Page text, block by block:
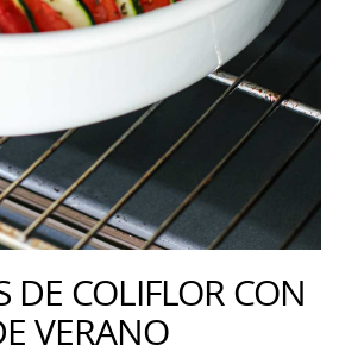
DE COLIFLOR CON
VERANO